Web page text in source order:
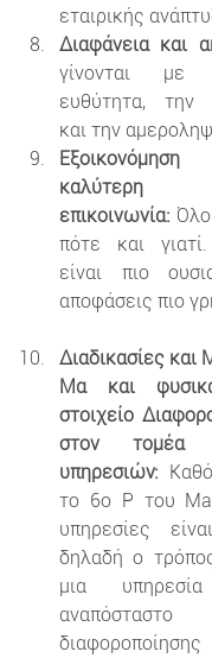
εταιρικής
Διαφάνεια και
γίνονται με
ευθύτητα, την
και την
καλύτερη
επικοινωνία:
πότε και
είναι πιο
αποφάσεις πιο
Διαδικασίες και
Μα και
στοιχείο
στον τομέα
υπηρεσιών:
το 6ο P του
υπηρεσίες
δηλαδή ο
μια